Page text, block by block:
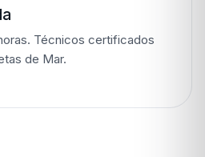
Técnicos certificados
de Mar.